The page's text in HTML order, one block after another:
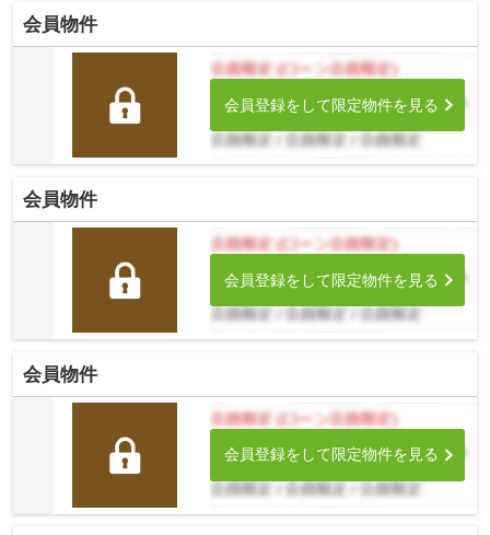
会員物件
会員登録をして限定物件を見る
会員物件
会員登録をして限定物件を見る
会員物件
会員登録をして限定物件を見る